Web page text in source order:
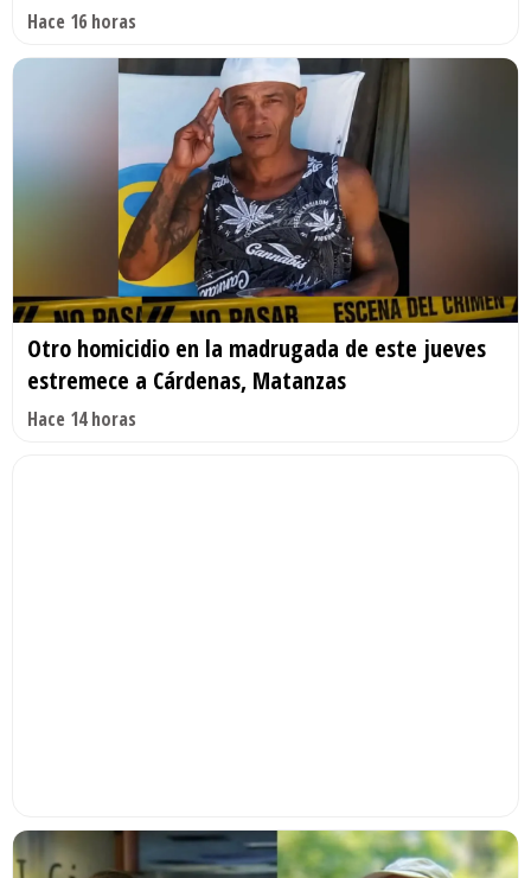
Hace 16 horas
Otro homicidio en la madrugada de este jueves
estremece a Cárdenas, Matanzas
Hace 14 horas